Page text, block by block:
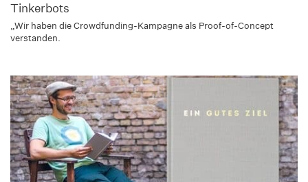
Tinkerbots
„Wir haben die Crowdfunding-Kampagne als Proof-of-Concept
verstanden.